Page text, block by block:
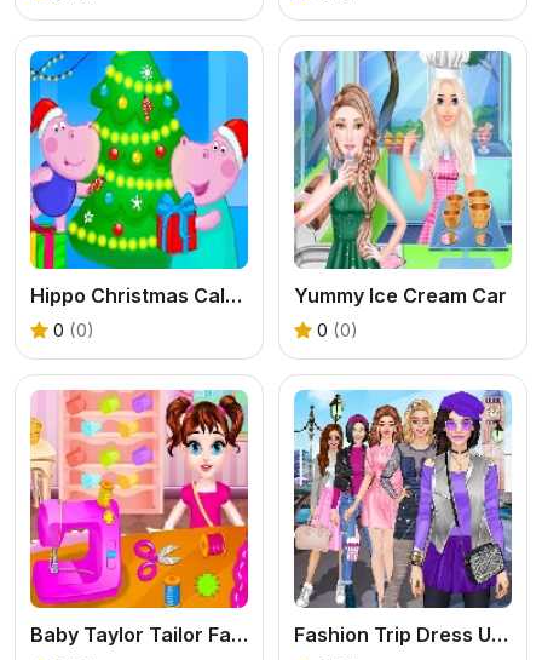
Hippo Christmas Calendar
0 (0)
Yummy Ice Cream Car
0 (0)
Baby Taylor Tailor Fashion Fashion Trip Dress Up Games